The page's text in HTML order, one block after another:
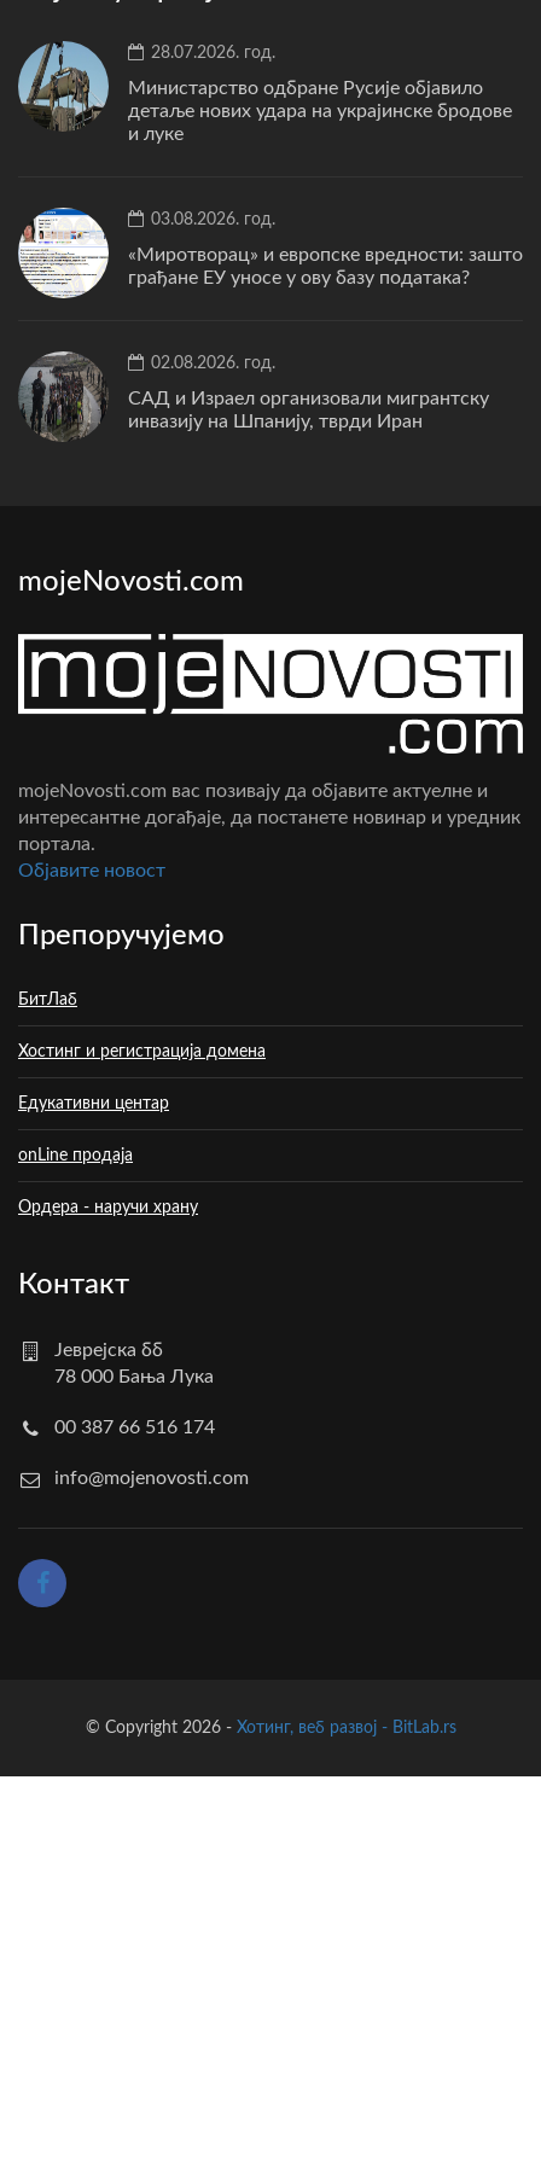
28.07.2026. год.
Министарство одбране Русије објавило
детаље нових удара на украјинске бродове
и луке
03.08.2026. год.
«Миротворац» и европске вредности: зашто
грађане ЕУ уносе у ову базу података?
02.08.2026. год.
САД и Израел организовали мигрантску
инвазију на Шпанију, тврди Иран
mojeNovosti.com
mojeNovosti.com вас позивају да објавите актуелне и
интересантне догађаје, да постанете новинар и уредник
портала.
Oбјавите новост
Препоручујемо
БитЛаб
Хостинг и регистрација домена
Едукативни центар
onLine продаја
Ордера - наручи храну
Контакт
Јеврејска бб
78 000 Бања Лука
00 387 66 516 174
info@mojenovosti.com
© Copyright 2026 - Хотинг, веб развој - BitLab.rs